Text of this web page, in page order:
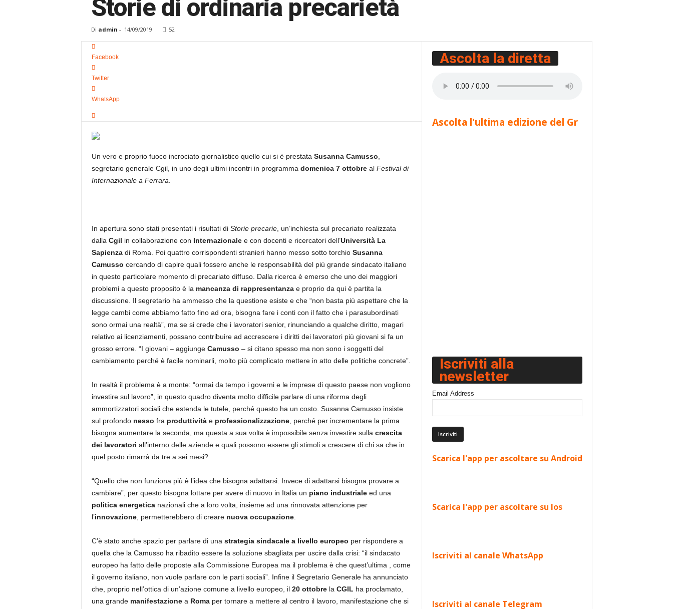
Storie di ordinaria precarietà
Di admin - 14/09/2019 52
Facebook
Twitter
WhatsApp
Un vero e proprio fuoco incrociato giornalistico quello cui si è prestata Susanna Camusso
segretario generale Cgil, in uno degli ultimi incontri in programma domenica 7 ottobreal Festival di
Internazionale a Ferrara
In apertura sono stati presentati i risultati di Storie precarie, un’inchiesta sul precariato realizzata
dalla Cgil in collaborazione con Internazionalee con docenti e ricercatori dell’Università La
Sapienzadi Roma. Poi quattro corrispondenti stranieri hanno messo sotto torchio Susanna
Camusso cercando di capire quali fossero anche le responsabilità del più grande sindacato italiano
in questo particolare momento di precariato diffuso. Dalla ricerca è emerso che uno dei maggiori
problemi a questo proposito è la mancanza di rappresentanzae proprio da qui è partita la
discussione. Il segretario ha ammesso che la questione esiste e che “non basta più aspettare che la
legge cambi come abbiamo fatto fino ad ora, bisogna fare i conti con il fatto che i parasubordinati
sono ormai una realtà”, ma se si crede che i lavoratori senior, rinunciando a qualche diritto, magari
relativo ai licenziamenti, possano contribuire ad accrescere i diritti dei lavoratori più giovani si fa un
grosso errore. “I giovani – aggiunge Camusso – si citano spesso ma non sono i soggetti del
cambiamento perché è facile nominarli, molto più complicato mettere in atto delle politiche concrete”.
In realtà il problema è a monte: “ormai da tempo i governi e le imprese di questo paese non vogliono
investire sul lavoro”, in questo quadro diventa molto difficile parlare di una riforma degli
ammortizzatori sociali che estenda le tutele, perché questo ha un costo. Susanna Camusso insiste
sul profondo nesso fra produttivitàe professionalizzazione, perché per incrementare la prima
bisogna aumentare la seconda, ma questa a sua volta è impossibile senza investire sulla crescita
dei lavoratori all’interno delle aziende e quali possono essere gli stimoli a crescere di chi sa che in
quel posto rimarrà da tre a sei mesi?
“Quello che non funziona più è l’idea che bisogna adattarsi. Invece di adattarsi bisogna provare a
cambiare”, per questo bisogna lottare per avere di nuovo in Italia un piano industrialeed una
politica energeticanazionali che a loro volta, insieme ad una rinnovata attenzione per
l’innovazione, permetterebbero di creare nuova occupazione.
C’è stato anche spazio per parlare di una strategia sindacale a livello europeo per rispondere a
quella che la Camusso ha ribadito essere la soluzione sbagliata per uscire dalla crisi: “il sindacato
europeo ha fatto delle proposte alla Commissione Europea ma il problema è che quest’ultima , come
il governo italiano, non vuole parlare con le parti sociali”. Infine il Segretario Generale ha annunciato
che, proprio nell’ottica di un’azione comune a livello europeo, il 20 ottobrela CGIL ha proclamato,
una grande manifestazionea Romaper tornare a mettere al centro il lavoro, manifestazione che si
Ascolta la diretta
Ascolta l'ultima edizione del Gr
Iscriviti alla
newsletter
Email Address
Scarica l'app per ascoltare su Android
Scarica l'app per ascoltare su Ios
Iscriviti al canale WhatsApp
Iscriviti al canale Telegram